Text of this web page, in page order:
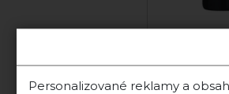
2024 Merlot
Skladom
2023
Personalizované reklamy a